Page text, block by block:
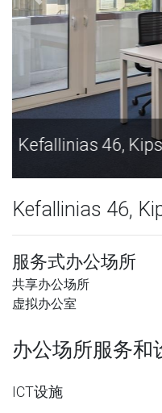
Kefallinias
Kefallinias 46,
服务式办公场所
共享办公场所
虚拟办公室
办公场所服务和
ICT设施